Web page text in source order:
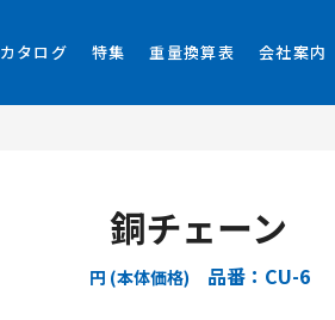
カタログ 特集 重量換算表 会社案内
銅チェーン
円 (本体価格) 品番：CU-6